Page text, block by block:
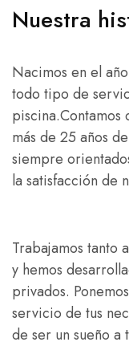
Nuestra
Nacimos en el
todo tipo de
más de 25 años
siempre
la satisfacción de
Trabajamos tanto
y hemos
privados.
servicio de tus
de ser un sueño a